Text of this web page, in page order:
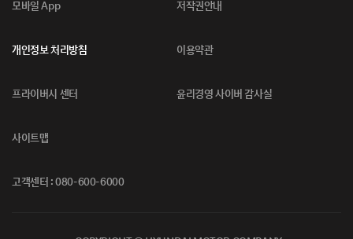
모바일 App 저작권안내
개인정보 처리방침 이용약관
프라이버시 센터 윤리경영 사이버 감사실
사이트맵
고객센터 : 080-600-6000